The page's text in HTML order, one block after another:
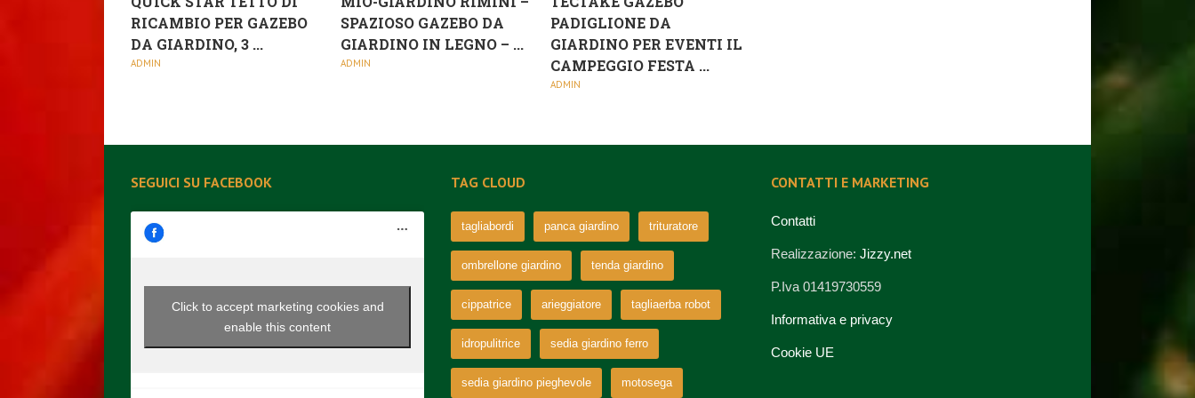
RICAMBIO PER GAZEBO
DA GIARDINO, 3 ...
ADMIN
SPAZIOSO GAZEBO DA
GIARDINO IN LEGNO – ...
ADMIN
PADIGLIONE DA
GIARDINO PER EVENTI IL
CAMPEGGIO FESTA ...
ADMIN
SEGUICI SU FACEBOOK
Click to accept marketing cookies and
enable this content
TAG CLOUD
tagliabordi panca giardino trituratore
ombrellone giardino tenda giardino
cippatrice arieggiatore tagliaerba robot
idropulitrice sedia giardino ferro
sedia giardino pieghevole motosega
CONTATTI E MARKETING
Contatti
Realizzazione: Jizzy.net
P.Iva 01419730559
Informativa e privacy
Cookie UE